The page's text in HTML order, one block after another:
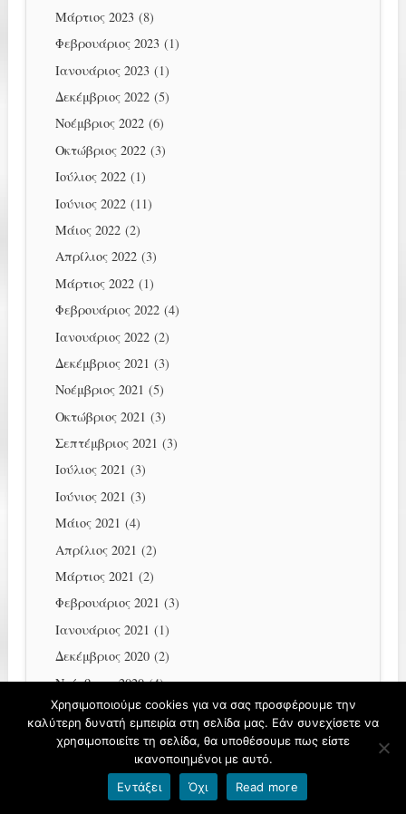
Μάρτιος 2023(8)
Φεβρουάριος 2023(1)
Ιανουάριος 2023(1)
Δεκέμβριος 2022(5)
Νοέμβριος 2022(6)
Οκτώβριος 2022(3)
Ιούλιος 2022(1)
Ιούνιος 2022(11)
Μάιος 2022(2)
Απρίλιος 2022(3)
Μάρτιος 2022(1)
Φεβρουάριος 2022(4)
Ιανουάριος 2022(2)
Δεκέμβριος 2021 (3)
Νοέμβριος 2021 (5)
Οκτώβριος 2021 (3)
Σεπτέμβριος 2021 (3)
Ιούλιος 2021 (3)
Ιούνιος 2021 (3)
Μάιος 2021 (4)
Απρίλιος 2021 (2)
Μάρτιος 2021 (2)
Φεβρουάριος 2021 (3)
Ιανουάριος 2021 (1)
Δεκέμβριος 2020(2)
Νοέμβριος 2020(4)
Οκτώβριος 2020(1)
Σεπτέμβριος 2020 (2)
(3)
Ιούνιος 2020(7)
Χρησιμοποιούμε cookies για να σας προσφέρουμε την
καλύτερη δυνατή εμπειρία στη σελίδα μας. Εάν συνεχίσετε να
χρησιμοποιείτε τη σελίδα, θα υποθέσουμε πως είστε
ικανοποιημένοι με αυτό.
Εντάξει
Όχι Read more